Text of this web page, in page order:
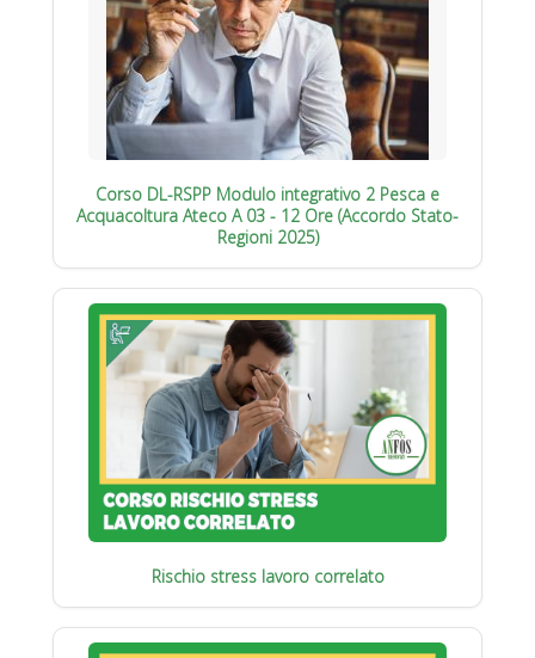
Corso DL-RSPP Modulo integrativo 2 Pesca e
Acquacoltura Ateco A 03 - 12 Ore (Accordo Stato-
Regioni 2025)
Rischio stress lavoro correlato